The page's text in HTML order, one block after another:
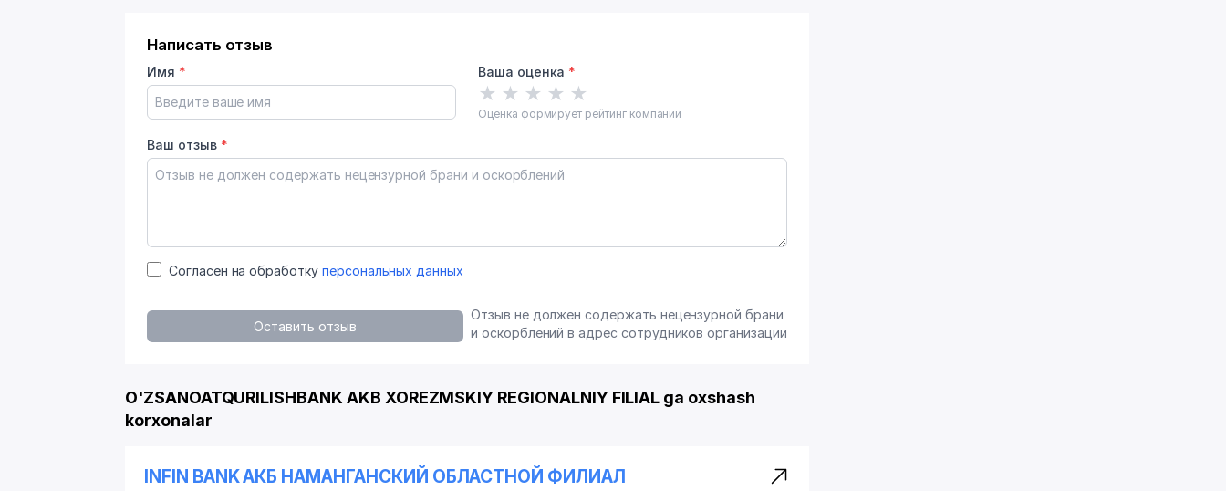
Написать отзыв
Имя * Ваша оценка *
★ ★ ★ ★ ★
Оценка формирует рейтинг компании
Ваш отзыв *
Согласен на обработку персональных данных
Оставить отзыв
Отзыв не должен содержать нецензурной брани
и оскорблений в адрес сотрудников организации
O'ZSANOATQURILISHBANK AKB XOREZMSKIY REGIONALNIY FILIAL ga oxshash
korxonalar
INFIN BANK АКБ НАМАНГАНСКИЙ ОБЛАСТНОЙ ФИЛИАЛ